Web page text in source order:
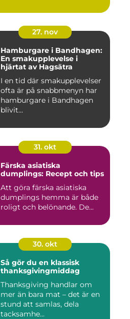
27. nov
Hamburgare i Bandhagen:
En smakupplevelse i
hjärtat av Hagsätra
I en tid där smakupplevelser
ofta är på snabbmenyn har
hamburgare i Bandhagen
blivit...
31. okt
Färska asiatiska
dumplings: Recept och tips
Att göra färska asiatiska
dumplings hemma är både
roligt och belönande. De...
30. okt
Så gör du en klassisk
thanksgivingmiddag
Thanksgiving handlar om
mer än bara mat – det är en
stund att samlas, dela
tacksamhe...